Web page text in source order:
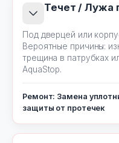
Течет / Лужа
Под дверцей или
Вероятные причины:
трещина в патрубках
AquaStop.
Ремонт: Замена
защиты от протечек